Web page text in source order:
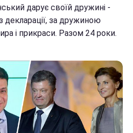
дарує своїй дружині -
декларації, за дружиною
і прикраси. Разом 24 роки.